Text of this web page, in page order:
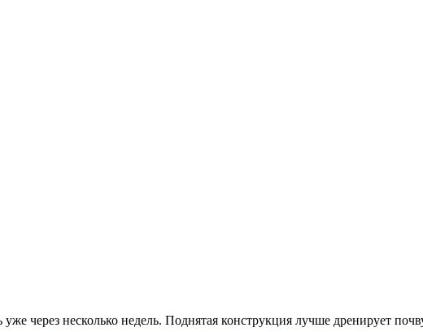
уже через несколько недель. Поднятая конструкция лучше дренирует